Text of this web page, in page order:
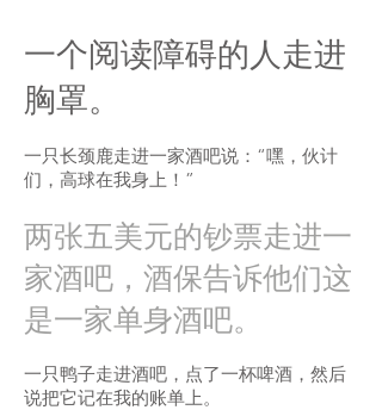
一个阅读障碍的人走进
胸罩。
一只长颈鹿走进一家酒吧说：“嘿，伙计
们，高球在我身上！”
两张五美元的钞票走进一
家酒吧，酒保告诉他们这
是一家单身酒吧。
一只鸭子走进酒吧，点了一杯啤酒，然后
说把它记在我的账单上。